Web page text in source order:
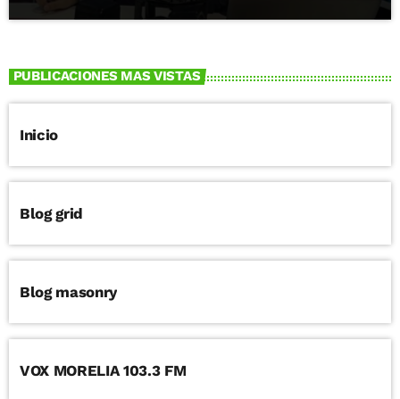
PUBLICACIONES MAS VISTAS
Inicio
Blog grid
Blog masonry
VOX MORELIA 103.3 FM